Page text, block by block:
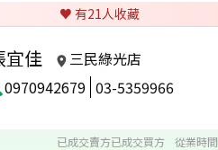
♥️ 有21人收藏
宜佳
三民綠光店
0970942679 03-5359966
已成交賣方已成交買方 從業時間